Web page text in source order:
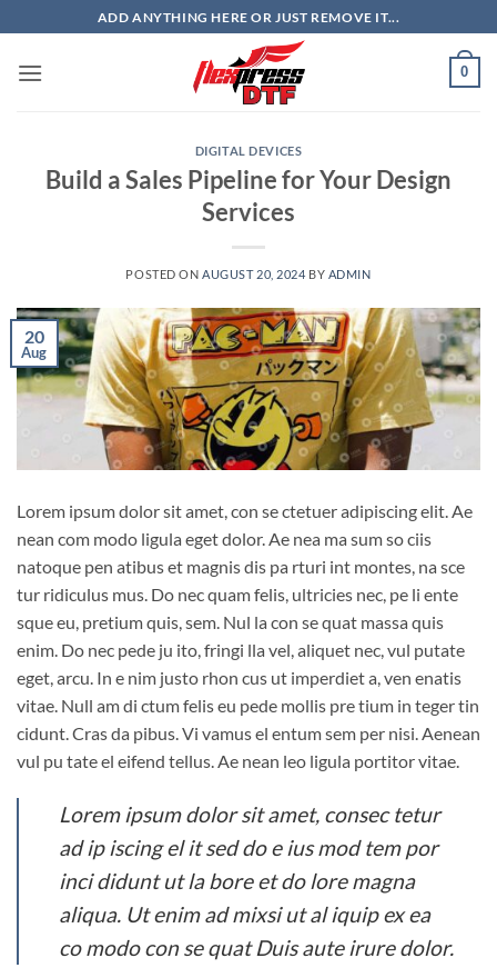
to
content
ADD ANYTHING HERE OR JUST REMOVE IT...
0
DIGITAL DEVICES
Build a Sales Pipeline for Your Design
Services
POSTED ON AUGUST 20, 2024 BY ADMIN
20
Aug
Lorem ipsum dolor sit amet, con se ctetuer adipiscing elit. Ae
nean com modo ligula eget dolor. Ae nea ma sum so ciis
natoque pen atibus et magnis dis pa rturi int montes, na sce
tur ridiculus mus. Do nec quam felis, ultricies nec, pe li ente
sque eu, pretium quis, sem. Nul la con se quat massa quis
enim. Do nec pede ju ito, fringi lla vel, aliquet nec, vul putate
eget, arcu. In e nim justo rhon cus ut imperdiet a, ven enatis
vitae. Null am di ctum felis eu pede mollis pre tium in teger tin
cidunt. Cras da pibus. Vi vamus el entum sem per nisi. Aenean
vul pu tate el eifend tellus. Ae nean leo ligula portitor vitae.
Lorem ipsum dolor sit amet, consec tetur
ad ip iscing el it sed do e ius mod tem por
inci didunt ut la bore et do lore magna
aliqua. Ut enim ad mixsi ut al iquip ex ea
co modo con se quat Duis aute irure dolor.